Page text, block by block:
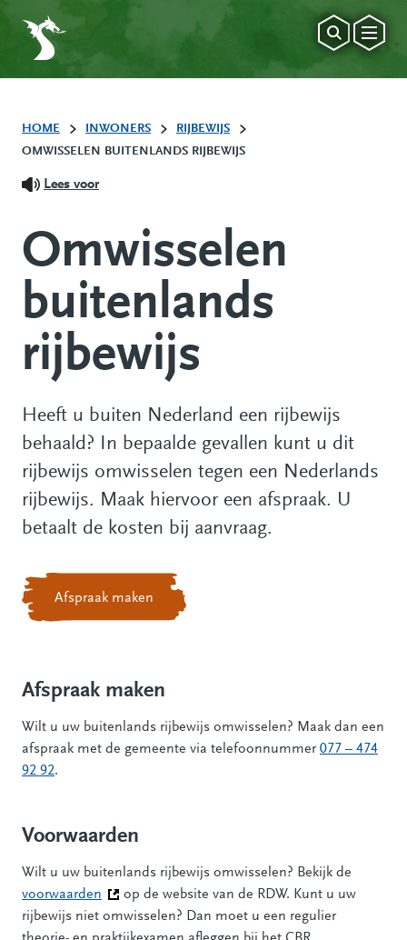
HOME INWONERS
RIJBEWIJS
OMWISSELEN BUITENLANDS RIJBEWIJS
Lees voor
Omwisselen
buitenlands
rijbewijs
Heeft u buiten Nederland een rijbewijs
behaald? In bepaalde gevallen kunt u dit
rijbewijs omwisselen tegen een Nederlands
rijbewijs. Maak hiervoor een afspraak. U
betaalt de kosten bij aanvraag.
Afspraak maken
Afspraak maken
Wilt u uw buitenlands rijbewijs omwisselen? Maak dan een
afspraak met de gemeente via telefoonnummer077 – 474
92 92.
Voorwaarden
Wilt u uw buitenlands rijbewijs omwisselen? Bekijk de
voorwaarden (Deze link gaat naar een andere website)
op de website van de RDW. Kunt u uw
rijbewijs niet omwisselen? Dan moet u een regulier